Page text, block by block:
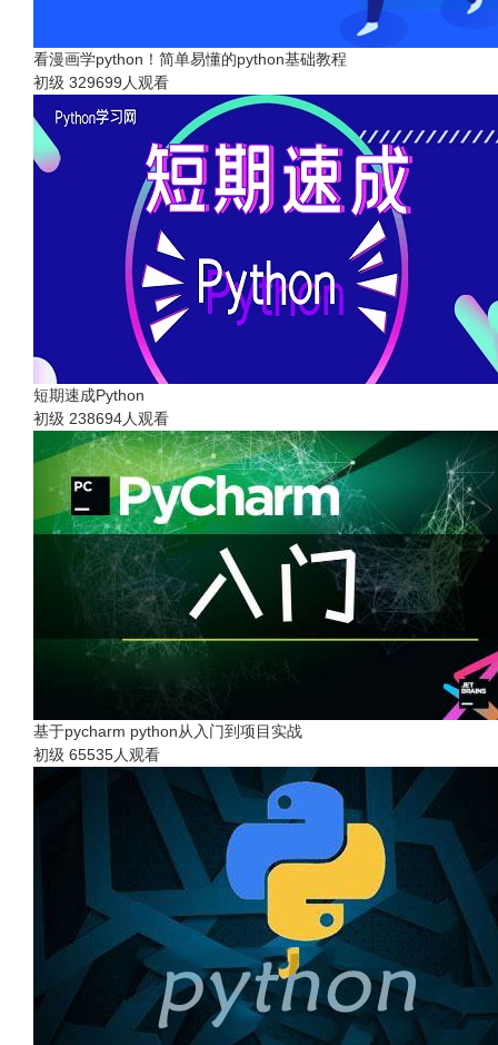
看漫画学python！简单易懂的python基础教程
初级 329699人观看
短期速成Python
初级 238694人观看
基于pycharm python从入门到项目实战
初级 65535人观看